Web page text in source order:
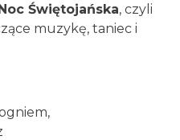
- barwny
„Równica” &
Świętojańska, czyli
muzykę, taniec i